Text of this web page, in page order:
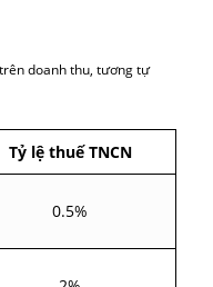
2%
hơn 100 triệu
thuế GTGTnếu đáp
(TNCN) – ÁP DỤNG